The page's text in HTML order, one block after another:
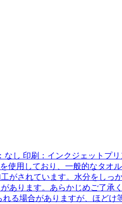
し 印刷：インクジェットプ
使用しており、一般的なタオ
がされています。水分をしっ
あります。あらかじめご了承
る場合がありますが、ほどけ